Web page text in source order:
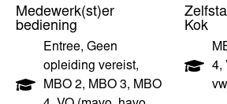
Medewerk(st)er
bediening
Entree, Geen
opleiding vereist,
MBO 2, MBO 3, MBO
Kok
4,